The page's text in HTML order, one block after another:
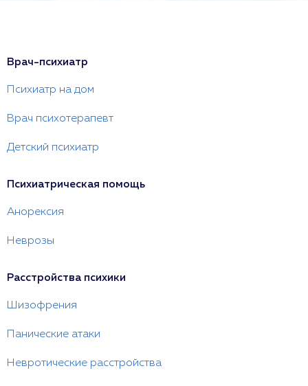
Врач-психиатр
Психиатр на дом
Врач психотерапевт
Детский психиатр
Психиатрическая помощь
Анорексия
Неврозы
Расстройства психики
Шизофрения
Панические атаки
Невротические расстройства